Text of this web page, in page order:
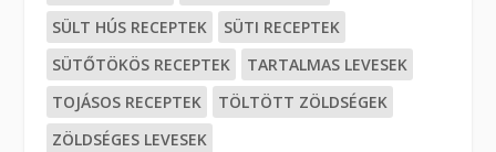
SÜLT HÚS RECEPTEK
SÜTI RECEPTEK
SÜTŐTÖKÖS RECEPTEK
TARTALMAS LEVESEK
TOJÁSOS RECEPTEK
TÖLTÖTT ZÖLDSÉGEK
ZÖLDSÉGES LEVESEK